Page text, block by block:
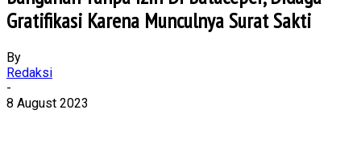
Gratifikasi Karena Munculnya Surat Sakti
By
Redaksi
-
8 August 2023